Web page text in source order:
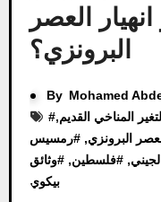
العصر
البرونزي؟
By Mohamed
# التغير المناخي القديم,
البرونزي, #رمسيس
, #فلسطين, #وثائق
بيكوي